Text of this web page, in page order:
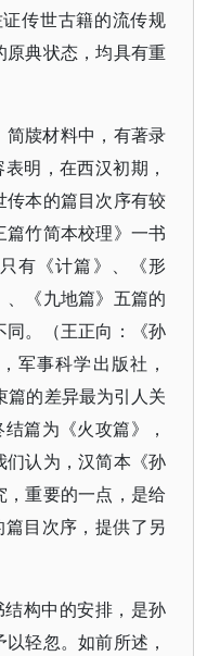
传世古籍的流传规
典状态，均具有重
牍材料中，有著录
明，在西汉初期，
传本的篇目次序有较
竹简本校理》一书
有《计篇》、《形
《九地篇》五篇的
。（王正向：《孙
军事科学出版社，
篇的差异最为引人关
篇为《火攻篇》，
认为，汉简本《孙
重要的一点，是给
目次序，提供了另
结构中的安排，是孙
轻忽。如前所述，